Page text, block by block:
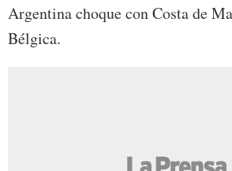
Argentina choque con Costa de
Bélgica.